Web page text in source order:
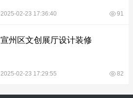
2025-02-23 17:36:40 91
宣州区文创展厅设计装修
2025-02-23 17:29:55 82